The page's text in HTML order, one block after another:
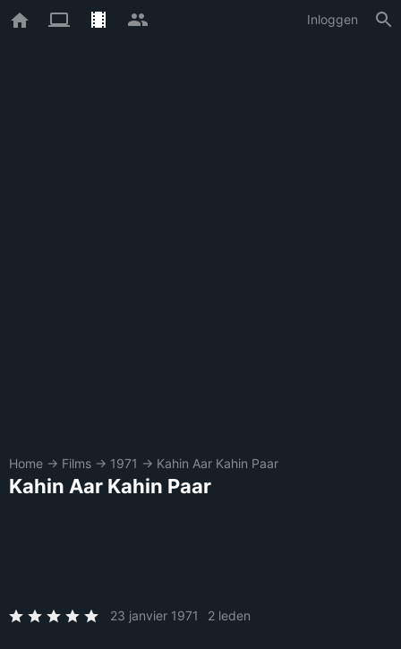
Inloggen
Home → Films → 1971 → Kahin Aar Kahin Paar
Kahin Aar Kahin Paar
23 janvier 1971 2 leden